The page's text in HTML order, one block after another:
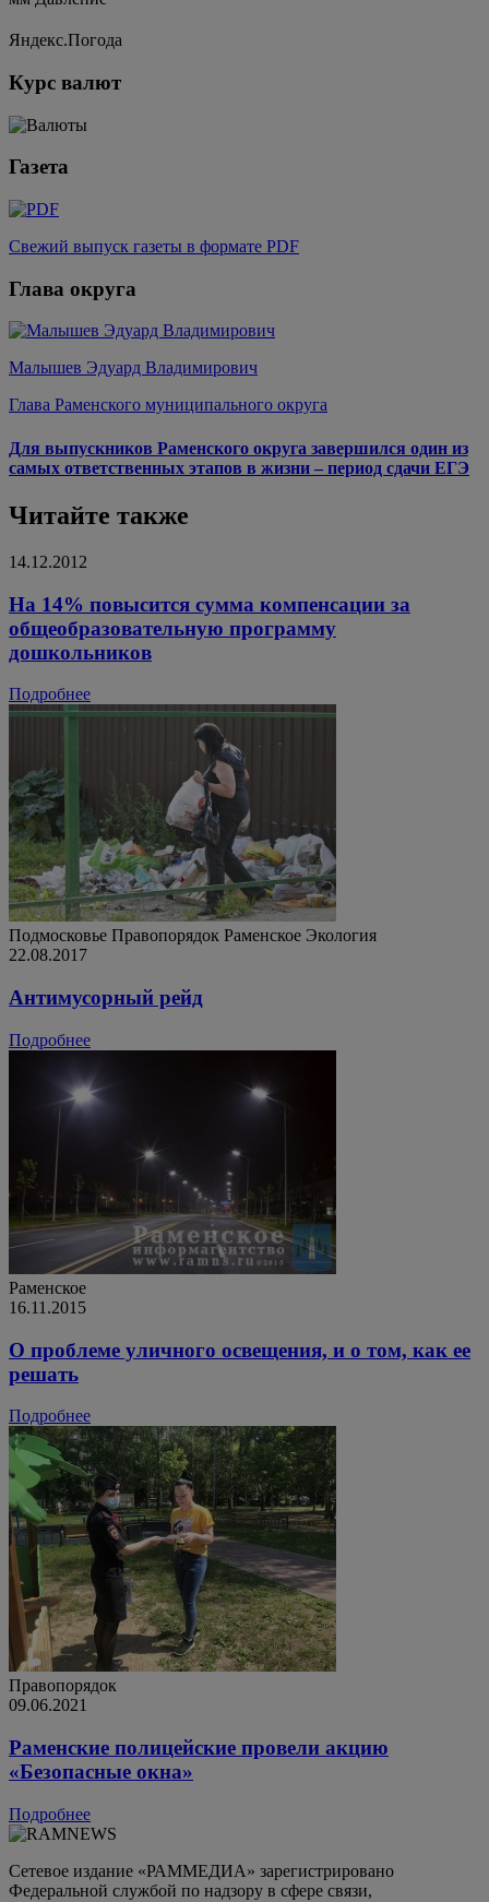
Яндекс.Погода
Курс валют
Газета
Свежий выпуск газеты в формате PDF
Глава округа
Малышев Эдуард Владимирович
Глава Раменского муниципального округа
Для выпускников Раменского округа завершился один из
самых ответственных этапов в жизни – период сдачи ЕГЭ
Читайте также
14.12.2012
На 14% повысится сумма компенсации за
общеобразовательную программу
дошкольников
Подробнее
Подмосковье Правопорядок Раменское Экология
22.08.2017
Антимусорный рейд
Подробнее
Раменское
16.11.2015
О проблеме уличного освещения, и о том, как ее
решать
Подробнее
Правопорядок
09.06.2021
Раменские полицейские провели акцию
«Безопасные окна»
Подробнее
Сетевое издание «РАММЕДИА» зарегистрировано
Федеральной службой по надзору в сфере связи,